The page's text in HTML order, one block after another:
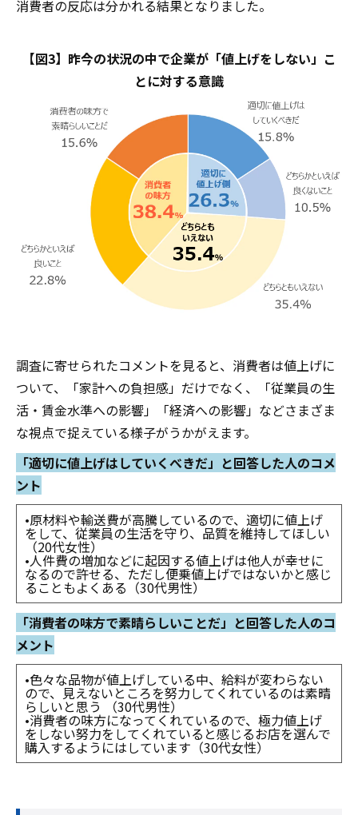
消費者の反応は分かれる結果となりました。
【図3】昨今の状況の中で企業が「値上げをしない」こ
とに対する意識
調査に寄せられたコメントを見ると、消費者は値上げに
ついて、「家計への負担感」だけでなく、「従業員の生
活・賃金水準への影響」「経済への影響」などさまざま
な視点で捉えている様子がうかがえます。
「適切に値上げはしていくべきだ」と回答した人のコメ
ント
•原材料や輸送費が高騰しているので、適切に値上げ
をして、従業員の生活を守り、品質を維持してほしい
（20代女性）
•人件費の増加などに起因する値上げは他人が幸せに
なるので許せる、ただし便乗値上げではないかと感じ
ることもよくある（30代男性）
「消費者の味方で素晴らしいことだ」と回答した人のコ
メント
•色々な品物が値上げしている中、給料が変わらない
ので、見えないところを努力してくれているのは素晴
らしいと思う （30代男性）
•消費者の味方になってくれているので、極力値上げ
をしない努力をしてくれていると感じるお店を選んで
購入するようにはしています（30代女性）